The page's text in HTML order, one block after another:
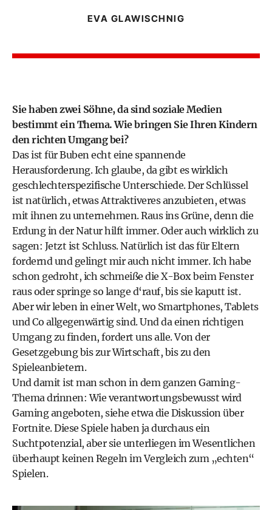
EVA GLAWISCHNIG
Sie haben zwei Söhne, da sind soziale Medien
bestimmt ein Thema. Wie bringen Sie Ihren Kindern
den richten Umgangbei?
Das ist für Buben echt eine spannende
Herausforderung. Ich glaube, da gibt es wirklich
geschlechterspezifische Unterschiede. Der Schlüssel
ist natürlich, etwas Attraktiveres anzubieten, etwas
mit ihnen zu unternehmen. Raus ins Grüne, denn die
Erdung in der Natur hilft immer. Oder auch wirklich zu
sagen: Jetzt ist Schluss. Natürlich ist das für Eltern
fordernd und gelingt mir auch nicht immer. Ich habe
schon gedroht, ich schmeiße die X-Box beim Fenster
raus oder springe so lange d‘rauf, bis sie kaputt ist.
Aber wir leben in einer Welt, wo Smartphones, Tablets
und Co allgegenwärtig sind. Und da einen richtigen
Umgang zu finden, fordert uns alle. Von der
Gesetzgebung bis zur Wirtschaft, bis zu den
Spieleanbietern.
Und damit ist man schon in dem ganzen Gaming-
Thema drinnen: Wie verantwortungsbewusst wird
Gaming angeboten, siehe etwa die Diskussion über
Fortnite. Diese Spiele haben ja durchaus ein
Suchtpotenzial, aber sie unterliegen im Wesentlichen
überhaupt keinen Regeln im Vergleich zum „echten“
Spielen.